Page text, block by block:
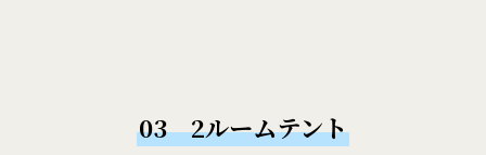
03 2ルームテント